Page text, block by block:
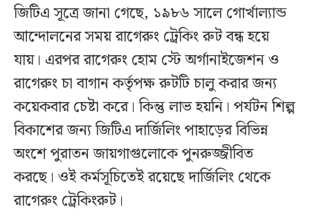
জিটিএ সূত্রে জানা গেছে, ১৯৮৬ সালে গোর্খাল্যান্ড
আন্দোলনের সময় রাগেরুং ট্রেকিং রুট বন্ধ হয়ে
যায়। এরপর রাগেরুং হোম স্টে অর্গানাইজেশন ও
রাগেরুং চা বাগান কর্তৃপক্ষ রুটটি চালু করার জন্য
কয়েকবার চেষ্টা করে। কিন্তু লাভ হয়নি। পর্যটন শিল্প
বিকাশের জন্য জিটিএ দার্জিলিং পাহাড়ের বিভিন্ন
অংশে পুরাতন জায়গাগুলোকে পুনরুজ্জীবিত
করছে। ওই কর্মসূচিতেই রয়েছে দার্জিলিং থেকে
রাগেরুং ট্রেকিংরুট।